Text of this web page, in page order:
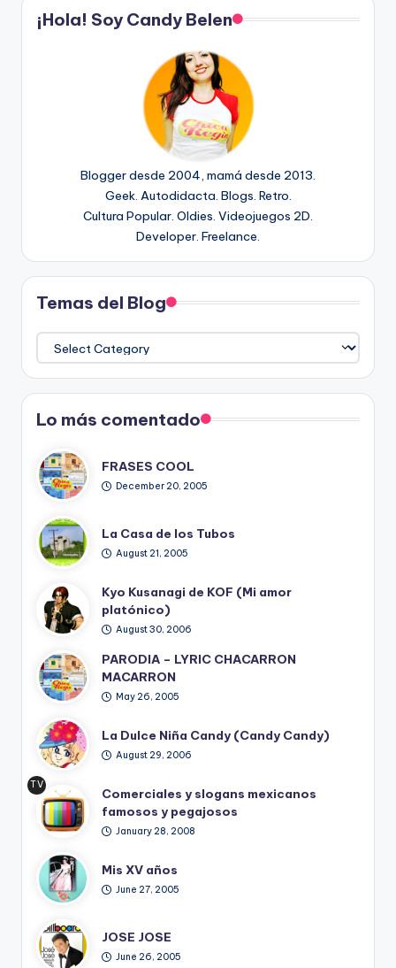
¡Hola! Soy Candy Belen
Blogger desde 2004, mamá desde 2013.
Geek. Autodidacta. Blogs. Retro.
Cultura Popular. Oldies. Videojuegos 2D.
Developer. Freelance.
Temas del Blog
Temas
del
Blog
Lo más comentado
FRASES COOL
December 20, 2005
La Casa de los Tubos
August 21, 2005
Kyo Kusanagi de KOF (Mi amor
platónico)
August 30, 2006
PARODIA – LYRIC CHACARRON
MACARRON
May 26, 2005
La Dulce Niña Candy (Candy Candy)
August 29, 2006
TV
Ret
ro
Comerciales y slogans mexicanos
famosos y pegajosos
January 28, 2008
Mis XV años
June 27, 2005
JOSE JOSE
June 26, 2005